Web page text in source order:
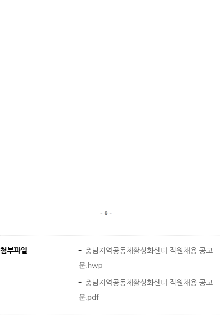
첨부파일
충남지역공동체활성화센터 직원채용 공고
문.hwp
충남지역공동체활성화센터 직원채용 공고
문.pdf